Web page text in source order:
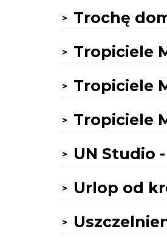
Trochę
Tropiciele
Tropiciele
Tropiciele
UN Studio
Urlop od